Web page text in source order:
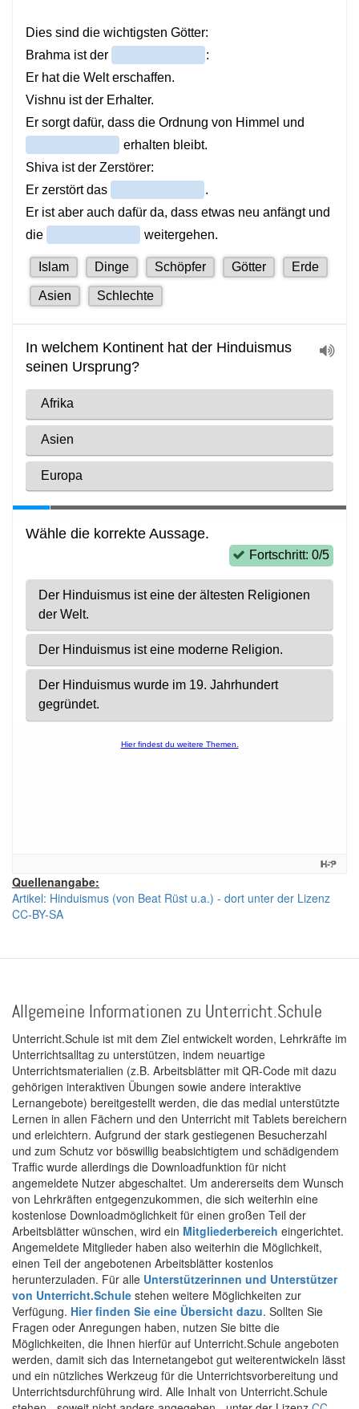
Quellenangabe:
Artikel: Hinduismus (von Beat Rüst u.a.) - dort unter der Lizenz
CC-BY-SA
Allgemeine Informationen zu Unterricht.Schule
Unterricht.Schule ist mit dem Ziel entwickelt worden, Lehrkräfte im
Unterrichtsalltag zu unterstützen, indem neuartige
Unterrichtsmaterialien (z.B. Arbeitsblätter mit QR-Code mit dazu
gehörigen interaktiven Übungen sowie andere interaktive
Lernangebote) bereitgestellt werden, die das medial unterstützte
Lernen in allen Fächern und den Unterricht mit Tablets bereichern
und erleichtern. Aufgrund der stark gestiegenen Besucherzahl
und zum Schutz vor böswillig beabsichtigtem und schädigendem
Traffic wurde allerdings die Downloadfunktion für nicht
angemeldete Nutzer abgeschaltet. Um andererseits dem Wunsch
von Lehrkräften entgegenzukommen, die sich weiterhin eine
kostenlose Downloadmöglichkeit für einen großen Teil der
Arbeitsblätter wünschen, wird ein Mitgliederbereich eingerichtet.
Angemeldete Mitglieder haben also weiterhin die Möglichkeit,
einen Teil der angebotenen Arbeitsblätter kostenlos
herunterzuladen. Für alle Unterstützerinnen und Unterstützer
von Unterricht.Schule stehen weitere Möglichkeiten zur
Verfügung. Hier finden Sie eine Übersicht dazu. Sollten Sie
Fragen oder Anregungen haben, nutzen Sie bitte die
Möglichkeiten, die Ihnen hierfür auf Unterricht.Schule angeboten
werden, damit sich das Internetangebot gut weiterentwickeln lässt
und ein nützliches Werkzeug für die Unterrichtsvorbereitung und
Unterrichtsdurchführung wird. Alle Inhalt von Unterricht.Schule